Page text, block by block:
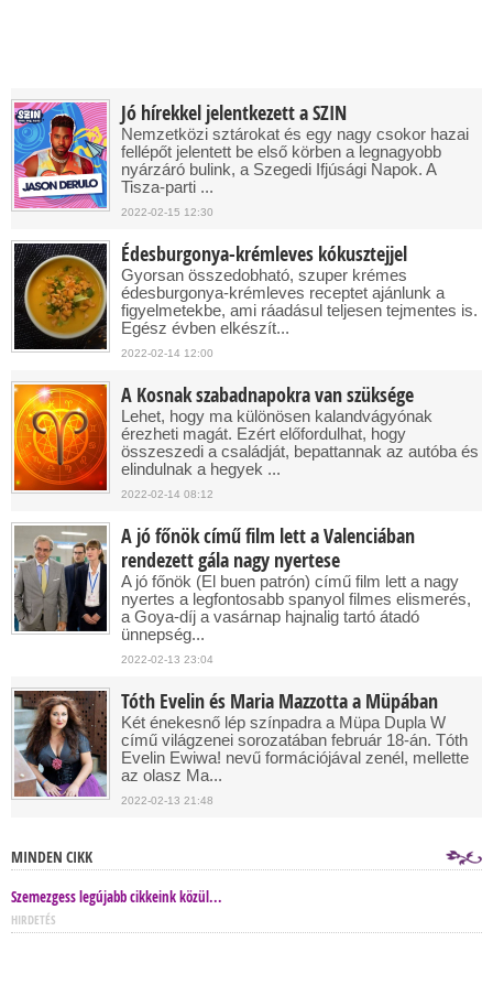
Jó hírekkel jelentkezett a SZIN
Nemzetközi sztárokat és egy nagy csokor hazai
fellépőt jelentett be első körben a legnagyobb
nyárzáró bulink, a Szegedi Ifjúsági Napok. A
Tisza-parti ...
2022-02-15 12:30
Édesburgonya-krémleves kókusztejjel
Gyorsan összedobható, szuper krémes
édesburgonya-krémleves receptet ajánlunk a
figyelmetekbe, ami ráadásul teljesen tejmentes is.
Egész évben elkészít...
2022-02-14 12:00
A Kosnak szabadnapokra van szüksége
Lehet, hogy ma különösen kalandvágyónak
érezheti magát. Ezért előfordulhat, hogy
összeszedi a családját, bepattannak az autóba és
elindulnak a hegyek ...
2022-02-14 08:12
A jó főnök című film lett a Valenciában
rendezett gála nagy nyertese
A jó főnök (El buen patrón) című film lett a nagy
nyertes a legfontosabb spanyol filmes elismerés,
a Goya-díj a vasárnap hajnalig tartó átadó
ünnepség...
2022-02-13 23:04
Tóth Evelin és Maria Mazzotta a Müpában
Két énekesnő lép színpadra a Müpa Dupla W
című világzenei sorozatában február 18-án. Tóth
Evelin Ewiwa! nevű formációjával zenél, mellette
az olasz Ma...
2022-02-13 21:48
MINDEN CIKK
Szemezgess legújabb cikkeink közül...
HIRDETÉS